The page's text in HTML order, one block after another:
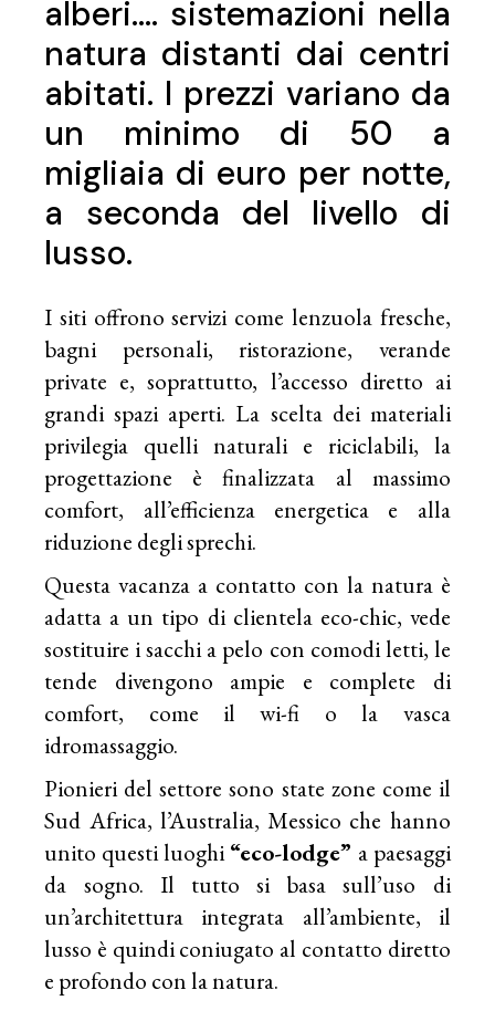
alberi…. sistemazioni nella
natura distanti dai centri
abitati. I prezzi variano da
un minimo di 50 a
migliaia di euro per notte,
a seconda del livello di
lusso.
I siti offrono servizi come lenzuola fresche,
bagni personali​​, ristorazione, verande
private e, soprattutto, l’accesso diretto ai
grandi spazi aperti. La scelta dei materiali
privilegia quelli naturali e riciclabili, la
progettazione è finalizzata al massimo
comfort, all’efficienza energetica e alla
riduzione degli sprechi.
Questa vacanza a contatto con la natura è
adatta a un tipo di clientela eco-chic, vede
sostituire i sacchi a pelo con comodi letti, le
tende divengono ampie e complete di
comfort, come il wi-fi o la vasca
idromassaggio.
Pionieri del settore sono state zone come il
Sud Africa, l’Australia, Messico che hanno
unito questi luoghi“eco-lodge” a paesaggi
da sogno. Il tutto si basa sull’uso di
un’architettura integrata all’ambiente, il
lusso è quindi coniugato al contatto diretto
e profondo con la natura.